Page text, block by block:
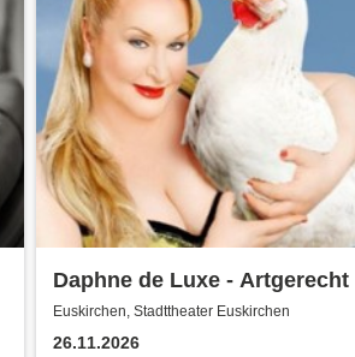
Daphne de Luxe - Artgerecht
Euskirchen, Stadttheater Euskirchen
26.11.2026